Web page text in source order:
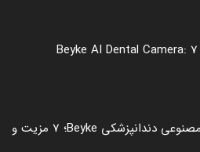
Beyke AI Dental Camera:
دوربین هوش مصنوعی دندانپزشکی Beyke؛ 7 مزیت و